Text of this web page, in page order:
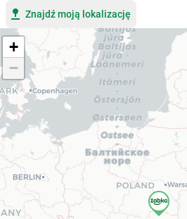
Znajdź moją lokalizację
+
−